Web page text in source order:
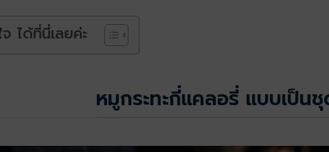
ได้ที่นี่เลยค่ะ
หมูกระทะกี่แคลอรี่ แบบเป็น